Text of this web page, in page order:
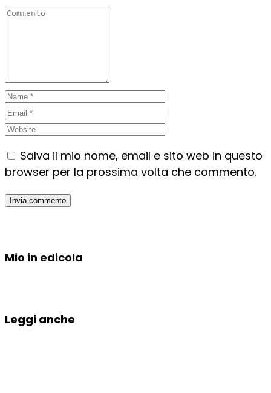
Salva il mio nome, email e sito web in questo
browser per la prossima volta che commento.
Mio in edicola
Leggi anche